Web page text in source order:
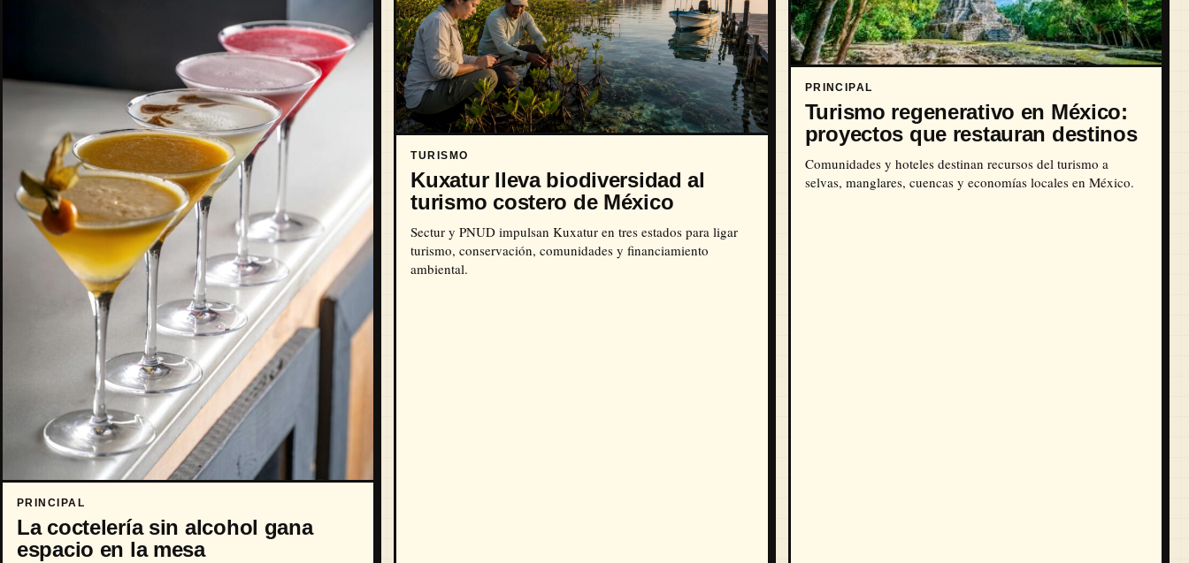
PRINCIPAL
La coctelería sin alcohol gana
espacio en la mesa
TURISMO
Kuxatur lleva biodiversidad al
turismo costero de México
Sectur y PNUD impulsan Kuxatur en tres estados para ligar
turismo, conservación, comunidades y financiamiento
ambiental.
PRINCIPAL
Turismo regenerativo en México:
proyectos que restauran destinos
Comunidades y hoteles destinan recursos del turismo a
selvas, manglares, cuencas y economías locales en México.